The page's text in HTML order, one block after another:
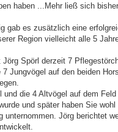
haben ...Mehr ließ sich
gab es zusätzlich eine
Region vielleicht alle 5
Spörl derzeit 7
Jungvögel auf den beiden
und die 4 Altvögel auf dem Feld
und später haben Sie wohl
unternommen. Jörg berichtet